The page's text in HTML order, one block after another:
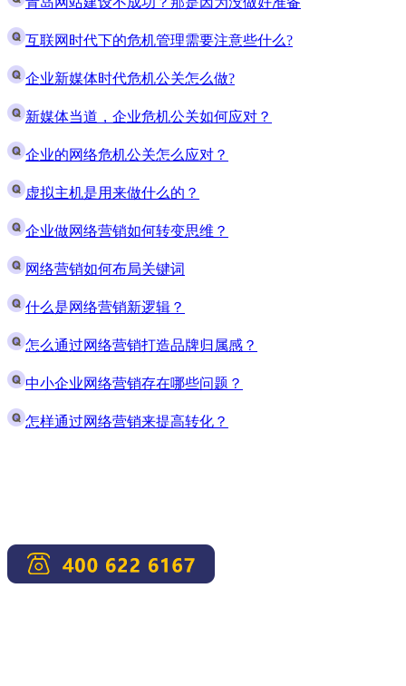
互联网时代下的危机管理需要注意些什么?
企业新媒体时代危机公关怎么做?
新媒体当道，企业危机公关如何应对？
企业的网络危机公关怎么应对？
虚拟主机是用来做什么的？
企业做网络营销如何转变思维？
网络营销如何布局关键词
什么是网络营销新逻辑？
怎么通过网络营销打造品牌归属感？
中小企业网络营销存在哪些问题？
怎样通过网络营销来提高转化？